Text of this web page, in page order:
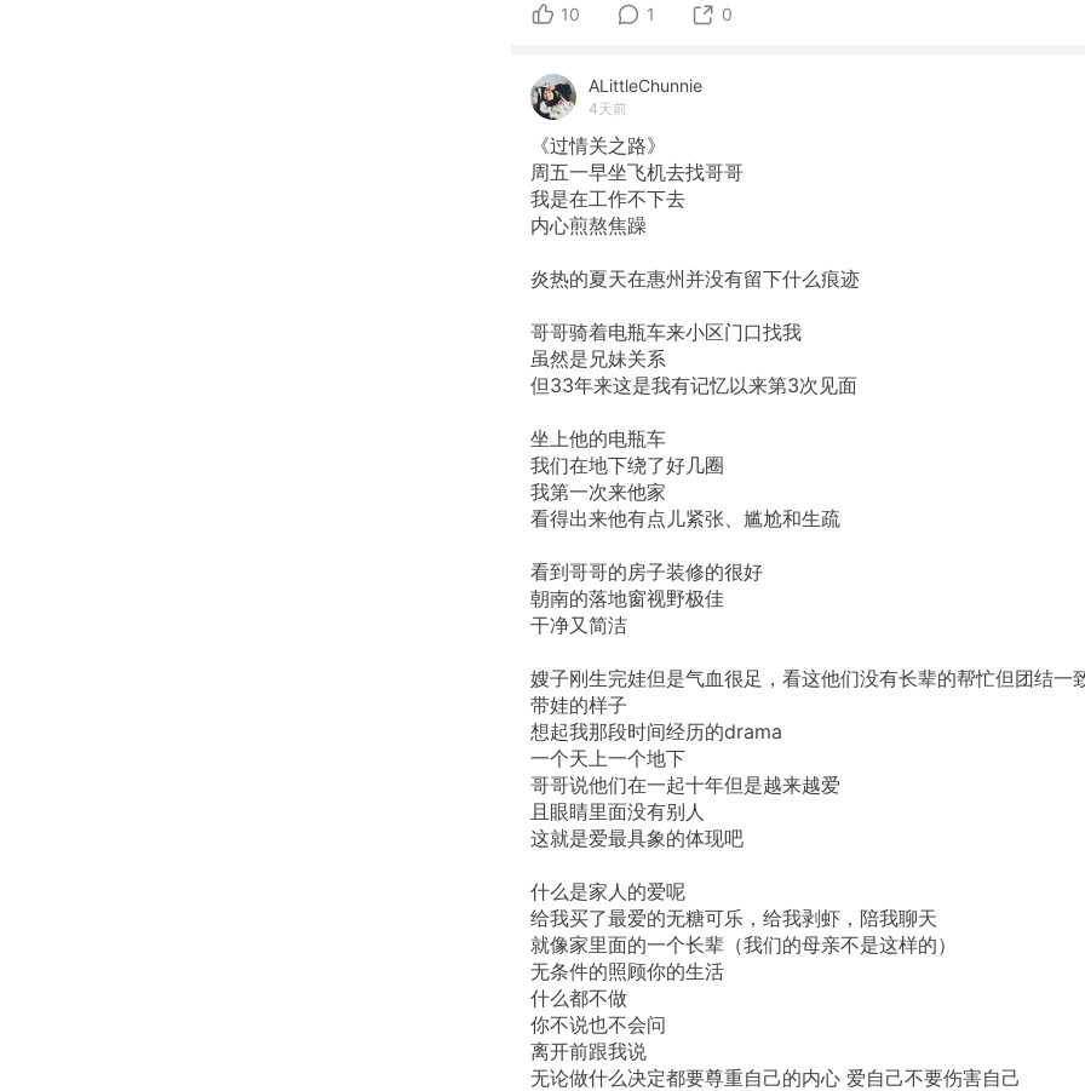
10 1 0
ALittleChunnie
4天前
《过情关之路》
周五一早坐飞机去找哥哥
我是在工作不下去
内心煎熬焦躁
炎热的夏天在惠州并没有留下什么痕迹
哥哥骑着电瓶车来小区门口找我
虽然是兄妹关系
但33年来这是我有记忆以来第3次见面
坐上他的电瓶车
我们在地下绕了好几圈
我第一次来他家
看得出来他有点儿紧张、尴尬和生疏
看到哥哥的房子装修的很好
朝南的落地窗视野极佳
干净又简洁
嫂子刚生完娃但是气血很足，看这他们没有长辈的帮忙但团结一
带娃的样子
想起我那段时间经历的drama
一个天上一个地下
哥哥说他们在一起十年但是越来越爱
且眼睛里面没有别人
这就是爱最具象的体现吧
什么是家人的爱呢
给我买了最爱的无糖可乐，给我剥虾，陪我聊天
就像家里面的一个长辈（我们的母亲不是这样的）
无条件的照顾你的生活
什么都不做
你不说也不会问
离开前跟我说
无论做什么决定都要尊重自己的内心 爱自己不要伤害自己